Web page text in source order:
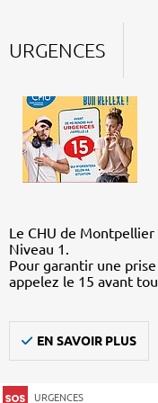
URGENCES
Le CHU de
Niveau 1.
Pour garantir une
appelez le 15 avant
EN SAVOIR PLUS
URGENCES